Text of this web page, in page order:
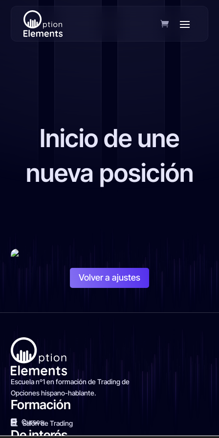
Inicio de une
nueva posición
Volver a ajustes
Escuela nº1 en formación de Trading de
Opciones hispano-hablante.
Formación
Cursos
Salón de Trading
De interés